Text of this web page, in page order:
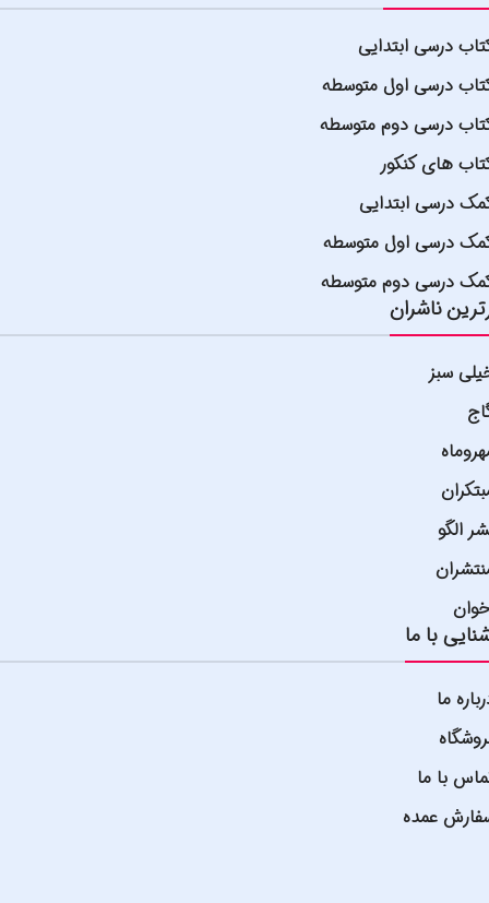
درسی ابتدایی
درسی اول متوسطه
درسی دوم متوسطه
های کنکور
درسی ابتدایی
درسی اول متوسطه
درسی دوم متوسطه
ناشران
سبز
الگو
با ما
ما
با ما
عمده